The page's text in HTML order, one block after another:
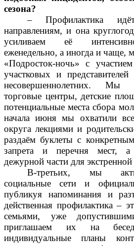
сезона?
– Профилактика
направлениям, и она
усиливаем её
еженедельно, а иногда и чаще,
«Подросток-ночь» с
участковых и
несовершеннолетних. Мы
торговые центры, детские
потенциальные места сбора
начала июня мы охватили
округа лекциями и
раздаём буклеты с
запрета и перечня мест, а
дежурной части для экстренной
В-третьих, мы
социальные сети и
публикуя напоминания и
действенная профилактика –
семьями, уже
приглашаем их на
индивидуальные планы